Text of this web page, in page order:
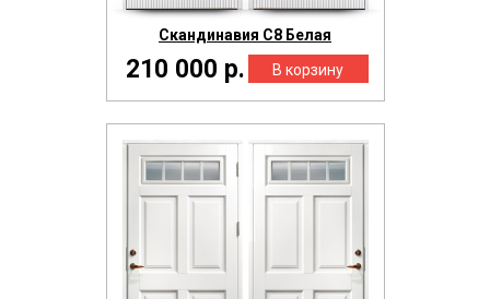
Скандинавия С8 Белая
210 000 р.